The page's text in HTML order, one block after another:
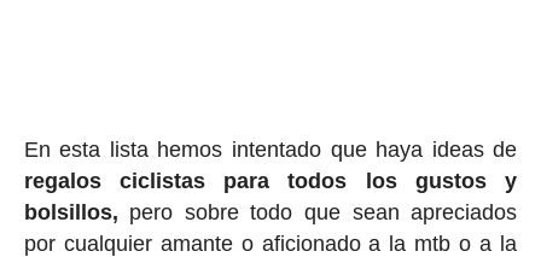
En esta lista hemos intentado que haya ideas de
regalos ciclistas para todos los gustos y
bolsillos, pero sobre todo que sean apreciados
por cualquier amante o aficionado a la mtb o a la